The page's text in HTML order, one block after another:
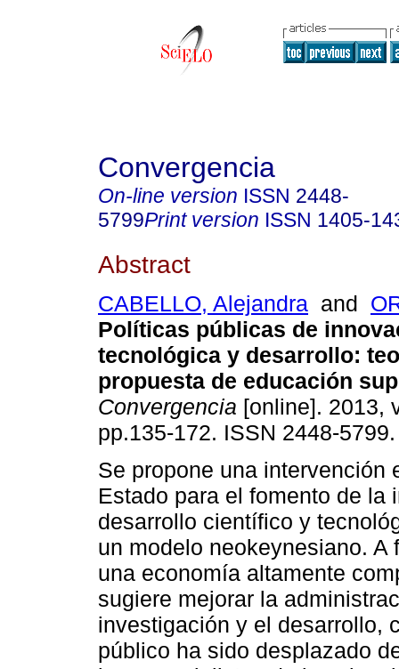
Convergencia
On-line version ISSN 2448-
5799Print version ISSN 1405-
Abstract
CABELLO, Alejandra and
Políticas públicas de
tecnológica y desarrollo:
propuesta de educación
Convergencia [online]. 2013,
pp.135-172. ISSN 2448-5799.
Se propone una intervención
Estado para el fomento de la
desarrollo científico y
un modelo neokeynesiano. A
una economía altamente
sugiere mejorar la
investigación y el desarrollo,
público ha sido desplazado